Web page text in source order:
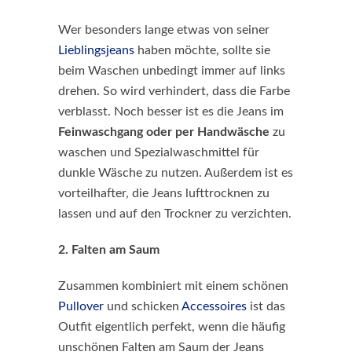
Wer besonders lange etwas von seiner
Lieblingsjeans haben möchte, sollte sie
beim Waschen unbedingt immer auf links
drehen. So wird verhindert, dass die Farbe
verblasst. Noch besser ist es die Jeans im
Feinwaschgang oder per Handwäsche zu
waschen und Spezialwaschmittel für
dunkle Wäsche zu nutzen. Außerdem ist es
vorteilhafter, die Jeans lufttrocknen zu
lassen und auf den Trockner zu verzichten.
2. Falten am Saum
Zusammen kombiniert mit einem schönen
Pullover und schicken Accessoires ist das
Outfit eigentlich perfekt, wenn die häufig
unschönen Falten am Saum der Jeans